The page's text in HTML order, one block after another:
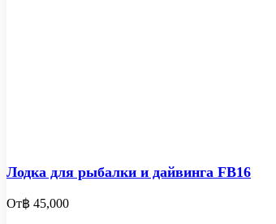
Лодка для рыбалки и дайвинга FB16
От฿ 45,000